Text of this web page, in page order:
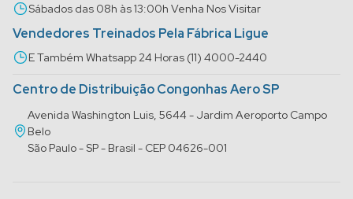
Sábados das 08h às 13:00h Venha Nos Visitar
Vendedores Treinados Pela Fábrica Ligue
E Também Whatsapp 24 Horas (11) 4000-2440
Centro de Distribuição Congonhas Aero SP
Avenida Washington Luis, 5644 - Jardim Aeroporto Campo
Belo
São Paulo - SP - Brasil - CEP 04626-001